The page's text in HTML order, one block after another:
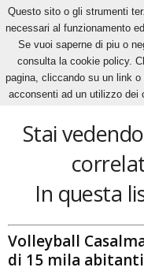
Home Tags Final Four
Final Four
Stai
In questa
Volleyball
di 15 mila
Questo sito o gli strumenti
necessari al funzionamento
Se vuoi saperne di piu o
consulta la cookie policy.
pagina, cliccando su un link
acconsenti ad un utilizzo dei